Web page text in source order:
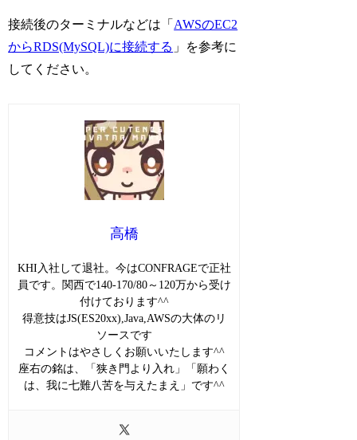
接続後のターミナルなどは「 AWSのEC2
からRDS(MySQL)に接続する 」を参考に
してください。
高橋
KHI入社して退社。今はCONFRAGEで正社
員です。関西で140-170/80～120万から受け
付けております^^
得意技はJS(ES20xx),Java,AWSの大体のリ
ソースです
コメントはやさしくお願いいたします^^
座右の銘は、「狭き門より入れ」「願わく
は、我に七難八苦を与えたまえ」です^^